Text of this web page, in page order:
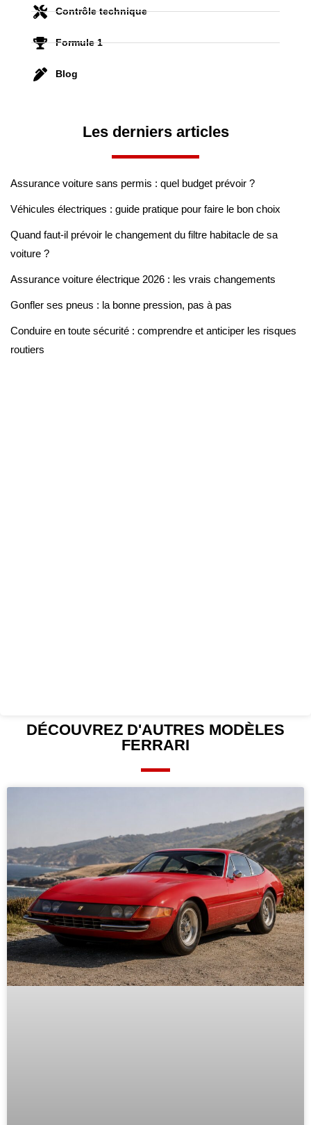
Contrôle technique
Formule 1
Blog
Les derniers articles
Assurance voiture sans permis : quel budget prévoir ?
Véhicules électriques : guide pratique pour faire le bon choix
Quand faut-il prévoir le changement du filtre habitacle de sa
voiture ?
Assurance voiture électrique 2026 : les vrais changements
Gonfler ses pneus : la bonne pression, pas à pas
Conduire en toute sécurité : comprendre et anticiper les risques
routiers
DÉCOUVREZ D'AUTRES MODÈLES
FERRARI